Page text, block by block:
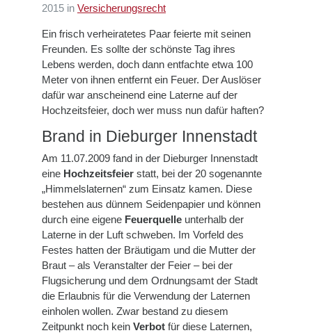
2015 in Versicherungsrecht
Ein frisch verheiratetes Paar feierte mit seinen
Freunden. Es sollte der schönste Tag ihres
Lebens werden, doch dann entfachte etwa 100
Meter von ihnen entfernt ein Feuer. Der Auslöser
dafür war anscheinend eine Laterne auf der
Hochzeitsfeier, doch wer muss nun dafür haften?
Brand in Dieburger Innenstadt
Am 11.07.2009 fand in der Dieburger Innenstadt
eine Hochzeitsfeier statt, bei der 20 sogenannte
„Himmelslaternen“ zum Einsatz kamen. Diese
bestehen aus dünnem Seidenpapier und können
durch eine eigene Feuerquelle unterhalb der
Laterne in der Luft schweben. Im Vorfeld des
Festes hatten der Bräutigam und die Mutter der
Braut – als Veranstalter der Feier – bei der
Flugsicherung und dem Ordnungsamt der Stadt
die Erlaubnis für die Verwendung der Laternen
einholen wollen. Zwar bestand zu diesem
Zeitpunkt noch kein Verbot für diese Laternen,